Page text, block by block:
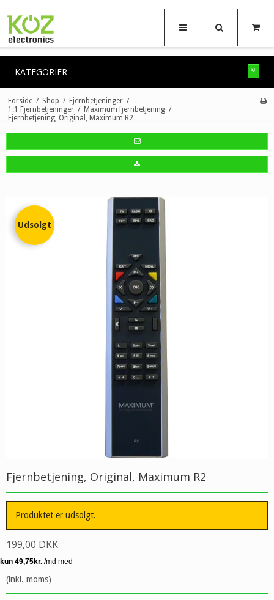
KATEGORIER
Forside / Shop / Fjernbetjeninger /
1:1 Fjernbetjeninger / Maximum fjernbetjening /
Fjernbetjening, Original, Maximum R2
Udsolgt
Fjernbetjening, Original, Maximum R2
Produktet er udsolgt.
199,00 DKK
(inkl. moms)